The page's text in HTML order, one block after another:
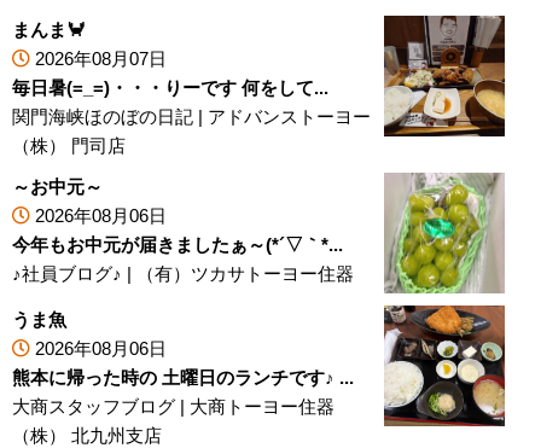
まんま🦀
2026年08月07日
毎日暑(=_=)・・・りーです 何をして...
関門海峡ほのぼの日記 | アドバンストーヨー
（株） 門司店
～お中元～
2026年08月06日
今年もお中元が届きましたぁ～(*´▽｀*...
♪社員ブログ♪ | （有）ツカサトーヨー住器
うま魚
2026年08月06日
熊本に帰った時の 土曜日のランチです♪ ...
大商スタッフブログ | 大商トーヨー住器
（株） 北九州支店